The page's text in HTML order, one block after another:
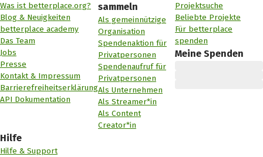
Was ist betterplace.org?
Blog & Neuigkeiten
betterplace academy
Das Team
Jobs
Presse
Kontakt & Impressum
Barrierefreiheitserklärung
API Dokumentation
sammeln
Als gemeinnützige
Organisation
Spendenaktion für
Privatpersonen
Spendenaufruf für
Privatpersonen
Als Unternehmen
Als Streamer*in
Als Content
Creator*in
Projektsuche
Beliebte Projekte
Für betterplace
spenden
Meine Spenden
Hilfe
Hilfe & Support